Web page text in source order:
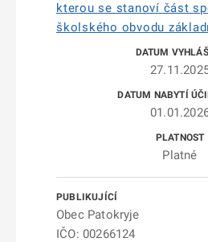
kterou se stanoví část
školského obvodu
Platné
Obec Patokryje
IČO: 00266124